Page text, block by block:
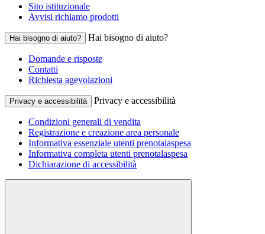
Sito istituzionale
Avvisi richiamo prodotti
Hai bisogno di aiuto? Hai bisogno di aiuto?
Domande e risposte
Contatti
Richiesta agevolazioni
Privacy e accessibilità Privacy e accessibilità
Condizioni generali di vendita
Registrazione e creazione area personale
Informativa essenziale utenti prenotalaspesa
Informativa completa utenti prenotalaspesa
Dichiarazione di accessibilità